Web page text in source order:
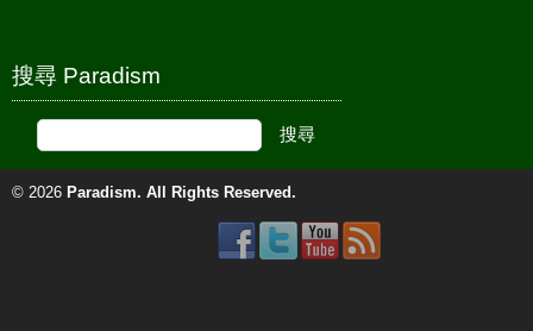
搜尋 Paradism
© 2026 Paradism. All Rights Reserved.